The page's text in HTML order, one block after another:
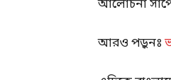
আলোচনা
আরও পড়ুনঃ